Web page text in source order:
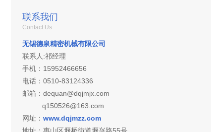
联系我们
Contact Us
无锡德泉精密机械有限公司
联系人:祁经理
手机：15952466656
电话：0510-83124336
邮箱：dequan@dqjmjx.com
q150526@163.com
网址： www.dqjmzz.com